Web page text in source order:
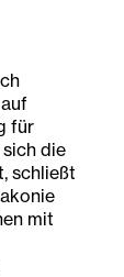
für
die
schließt
mit